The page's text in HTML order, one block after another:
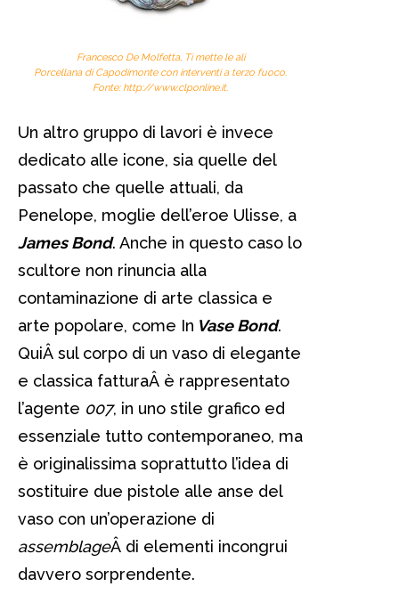
Francesco De Molfetta, Ti mette le ali
Porcellana di Capodimonte con interventi a terzo fuoco.
Fonte: http://www.clponline.it.
Un altro gruppo di lavori è invece
dedicato alle icone, sia quelle del
passato che quelle attuali, da
Penelope, moglie dell’eroe Ulisse, a
James Bond. Anche in questo caso lo
scultore non rinuncia alla
contaminazione di arte classica e
arte popolare, come In Vase Bond.
QuiÂ sul corpo di un vaso di elegante
e classica fatturaÂ è rappresentato
l’agente 007, in uno stile grafico ed
essenziale tutto contemporaneo, ma
è originalissima soprattutto l’idea di
sostituire due pistole alle anse del
vaso con un’operazione di
assemblageÂ di elementi incongrui
davvero sorprendente.